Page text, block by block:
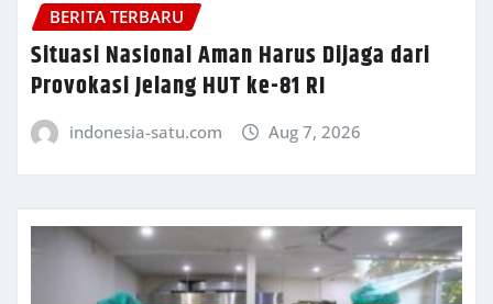
BERITA TERBARU
Situasi Nasional Aman Harus Dijaga dari
Provokasi Jelang HUT ke-81 RI
indonesia-satu.com Aug 7, 2026